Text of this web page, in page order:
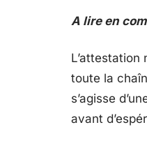
A lire en
L’attestation
toute la
s’agisse
avant